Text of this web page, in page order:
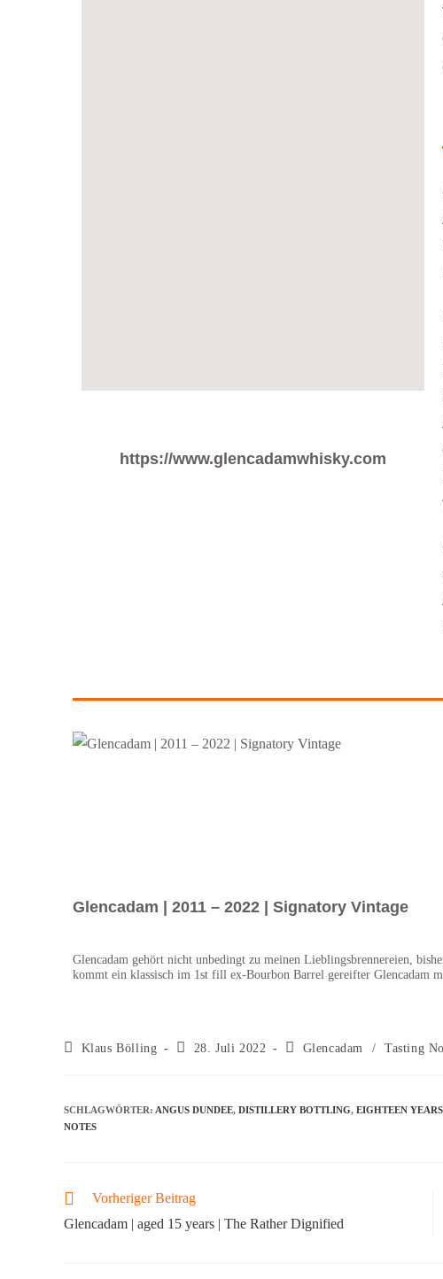
https://www.glencadamwhisky.com
Glencadam | 2011 – 2022 | Signatory Vintage
Glencadam gehört nicht unbedingt zu meinen Lieblingsbrennereien,
kommt ein klassisch im 1st fill ex-Bourbon Barrel gereifter Glencadam
Klaus Bölling 28. Juli 2022 Glencadam / Tasting
SCHLAGWÖRTER: ANGUS DUNDEE, DISTILLERY BOTTLING, EIGHTEEN YEARS
NOTES
Vorheriger Beitrag
Glencadam | aged 15 years | The Rather Dignified